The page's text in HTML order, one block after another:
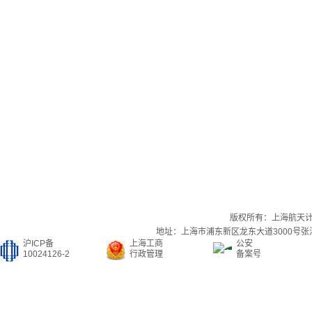
版权所有：上海航天
地址：上海市浦东新区龙东大道3000号
沪ICP备
10024126-2
上海工商
行政管理
公安
备案号